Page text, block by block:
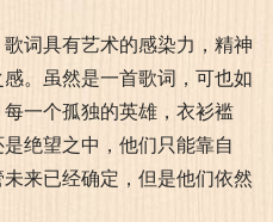
词具有艺术的感染力，精神
。虽然是一首歌词，可也如
一个孤独的英雄，衣衫褴
绝望之中，他们只能靠自
来已经确定，但是他们依然